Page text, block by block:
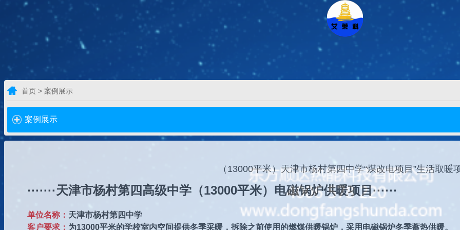
首页 > 案例展示
案例展示
（13000平米）天津市杨村第四中学“煤改电项目”生活取暖
·······天津市杨村第四高级中学（13000平米）电磁锅炉供暖项目······
单位名称： 天津市杨村第四中学
客户要求： 为13000平米的学校室内空间提供冬季采暖，拆除之前使用的燃煤供暖锅炉，采用电磁锅炉冬季蓄热供暖。